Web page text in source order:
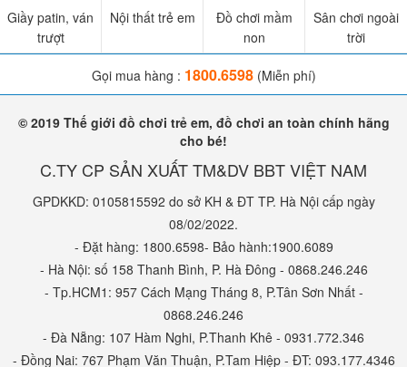
Giầy patin, ván
trượt
Nội thất trẻ em
Đồ chơi mầm
non
Sân chơi ngoài
trời
Gọi mua hàng : 1800.6598(Miễn phí)
© 2019 Thế giới đồ chơi trẻ em, đồ chơi an toàn chính hãng
cho bé!
C.TY CP SẢN XUẤT TM&DV BBT VIỆT NAM
GPDKKD: 0105815592 do sở KH & ĐT TP. Hà Nội cấp ngày
08/02/2022.
- Đặt hàng: 1800.6598- Bảo hành:1900.6089
- Hà Nội: số 158 Thanh Bình, P. Hà Đông - 0868.246.246
- Tp.HCM1: 957 Cách Mạng Tháng 8, P.Tân Sơn Nhất -
0868.246.246
- Đà Nẵng: 107 Hàm Nghi, P.Thanh Khê - 0931.772.346
- Đồng Nai: 767 Phạm Văn Thuận, P.Tam Hiệp - ĐT: 093.177.4346